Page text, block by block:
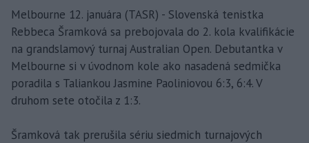
Melbourne 12. januára (TASR) - Slovenská tenistka
Rebbeca Šramková sa prebojovala do 2. kola kvalifikácie
na grandslamový turnaj Australian Open. Debutantka v
Melbourne si v úvodnom kole ako nasadená sedmička
poradila s Taliankou Jasmine Paoliniovou 6:3, 6:4. V
druhom sete otočila z 1:3.
Šramková tak prerušila sériu siedmich turnajových